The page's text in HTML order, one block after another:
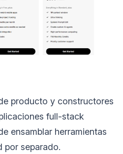
producto y constructores
full-stack
ensamblar herramientas
por separado.